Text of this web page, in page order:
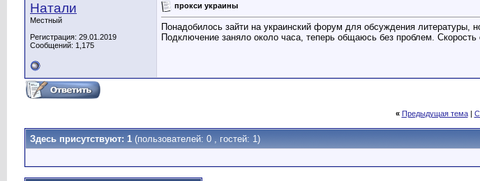
Натали
Местный
Регистрация: 29.01.2019
Сообщений: 1,175
прокси украины
Понадобилось зайти на украинский форум для обсуждения литературы,
Подключение заняло около часа, теперь общаюсь без проблем.
« Предыдущая тема|
Здесь присутствуют: 1 (пользователей: 0 , гостей: 1)